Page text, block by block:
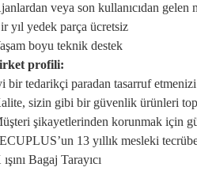
veya son kullanıcıdan
yıl yedek parça ücretsiz
boyu teknik destek
profili:
bir tedarikçi paradan tasarruf etmenizi
sizin gibi bir güvenlik ürünleri
şikayetlerinden korunmak için
13 yıllık mesleki
ışını Bagaj Tarayıcı